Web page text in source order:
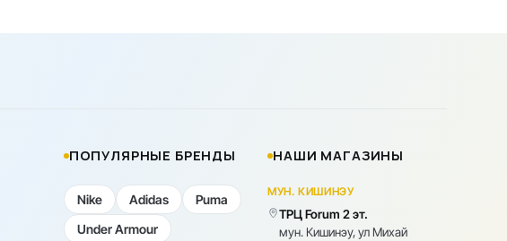
ПОПУЛЯРНЫЕ БРЕНДЫ
Nike Adidas
Puma
Under Armour
НАШИ МАГАЗИНЫ
МУН. КИШИНЭУ
ТРЦ Forum 2 эт.
мун. Кишинэу, ул Михай